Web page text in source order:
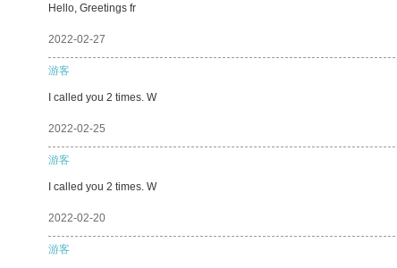
Hello, Greetings fr
2022-02-27
游客
I called you 2 times. W
2022-02-25
游客
I called you 2 times. W
2022-02-20
游客